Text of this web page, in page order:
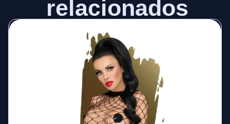
relacionados